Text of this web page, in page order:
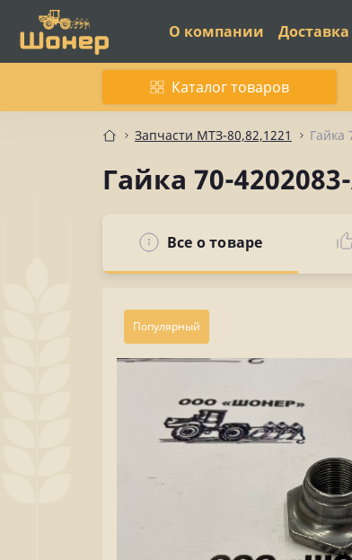
О компании
Каталог товаров
Запчасти МТЗ-80,82,1221 Гайка
Гайка 70-
Все о товаре
Популярный